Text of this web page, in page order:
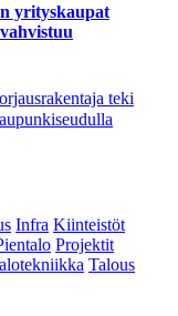
yrityskaupat
teki
Infra Kiinteistöt
Projektit
Talous